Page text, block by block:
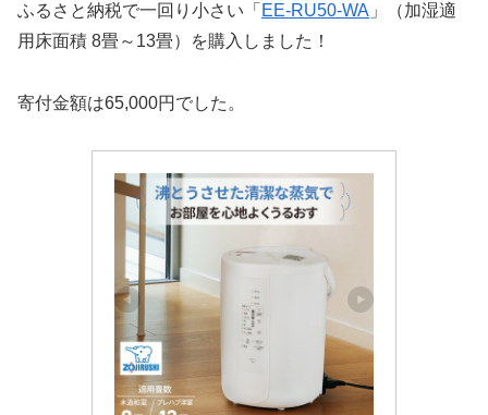
ふるさと納税で一回り小さい「 EE-RU50-WA 」（加湿適
用床面積 8畳～13畳）を購入しました！
寄付金額は65,000円でした。